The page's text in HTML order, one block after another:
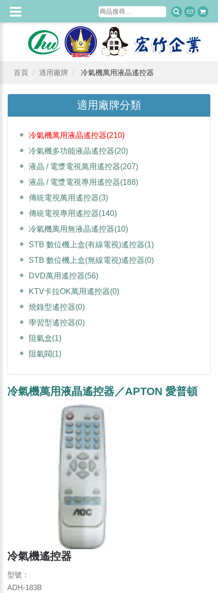
首頁 適用廠牌 冷氣機萬用液晶遙控器
適用廠牌分類
冷氣機萬用液晶遙控器(210)
冷氣機多功能液晶遙控器(20)
液晶 / 電漿電視萬用遙控器(207)
液晶 / 電漿電視專用遙控器(188)
傳統電視萬用遙控器(3)
傳統電視專用遙控器(140)
冷氣機萬用無液晶遙控器(10)
STB 數位機上盒(有線電視)遙控器(1)
STB 數位機上盒(無線電視)遙控器(0)
DVD萬用遙控器(56)
KTV卡拉OK萬用遙控器(0)
燒錄型遙控器(0)
學習型遙控器(0)
阻氣盒(1)
阻氣閥(1)
冷氣機萬用液晶遙控器／APTON 愛普頓
冷氣機遙控器
型號：
ADH-183B